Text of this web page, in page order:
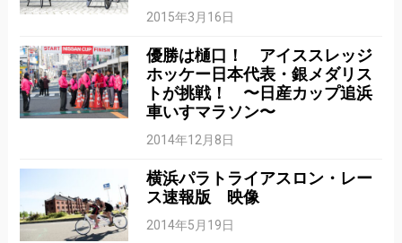
2015年3月16日
優勝は樋口！ アイススレッジ
ホッケー日本代表・銀メダリス
トが挑戦！ 〜日産カップ追浜
車いすマラソン〜
2014年12月8日
横浜パラトライアスロン・レー
ス速報版 映像
2014年5月19日